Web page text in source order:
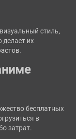
стиль,
делает их
бесплатных
в
затрат.